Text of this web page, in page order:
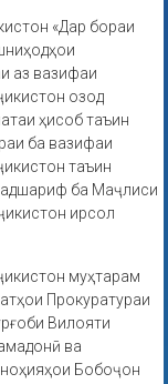
«Дар бораи
аз вазифаи
озод
ҳисоб таъин
ба вазифаи
таъин
ба Маҷлиси
ирсол
муҳтарам
Прокуратураи
Вилояти
ва
Бобоҷон